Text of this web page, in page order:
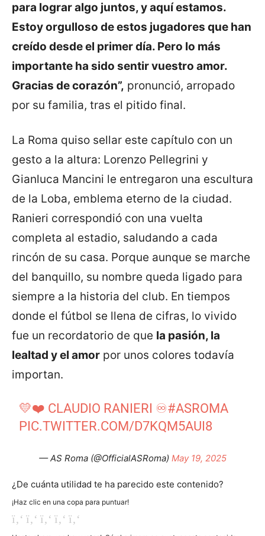
para lograr algo juntos, y aquí estamos.
Estoy orgulloso de estos jugadores que han
creído desde el primer día. Pero lo más
importante ha sido sentir vuestro amor.
Gracias de corazón”, pronunció, arropado
por su familia, tras el pitido final.
La Roma quiso sellar este capítulo con un
gesto a la altura: Lorenzo Pellegrini y
Gianluca Mancini le entregaron una escultura
de la Loba, emblema eterno de la ciudad.
Ranieri correspondió con una vuelta
completa al estadio, saludando a cada
rincón de su casa. Porque aunque se marche
del banquillo, su nombre queda ligado para
siempre a la historia del club. En tiempos
donde el fútbol se llena de cifras, lo vivido
fue un recordatorio de que la pasión, la
lealtad y el amor por unos colores todavía
importan.
💛❤️ CLAUDIO RANIERI ♾#ASROMA
PIC.TWITTER.COM/D7KQM5AUI8
— AS Roma (@OfficialASRoma) May 19, 2025
¿De cuánta utilidad te ha parecido este contenido?
¡Haz clic en una copa para puntuar!